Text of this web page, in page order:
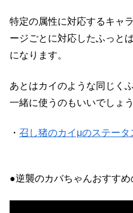
特定の属性に対応するキャ
ージごとに対応したふっと
になります。
あとはカイのような同じく
一緒に使うのもいいでしょう
・ 召し猪のカイμのステータ
●逆襲のカバちゃんおすす